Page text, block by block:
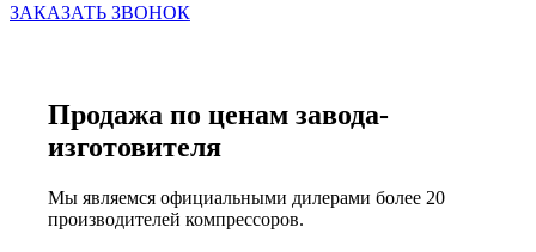
ЗАКАЗАТЬ ЗВОНОК
Продажа по ценам завода-
изготовителя
Мы являемся официальными дилерами более 20
производителей компрессоров.